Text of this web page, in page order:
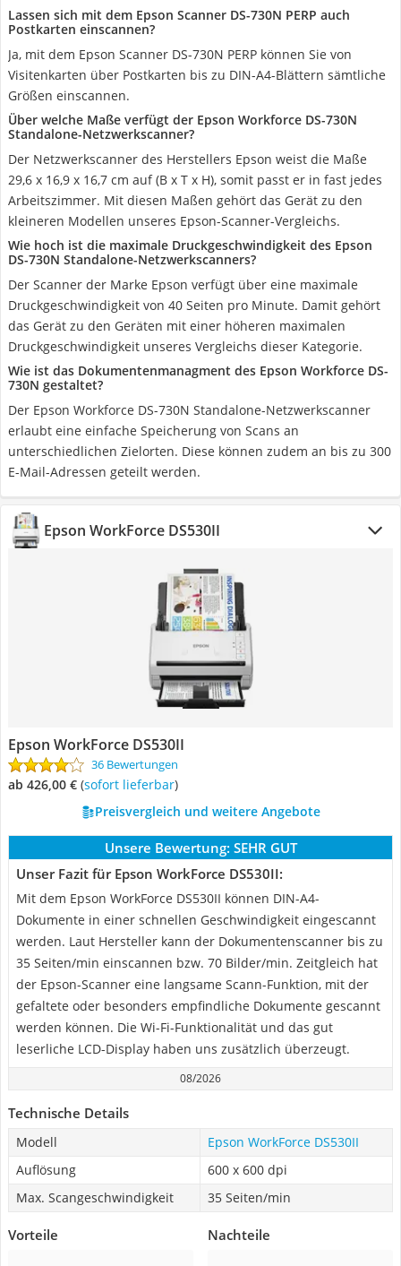
Lassen sich mit dem Epson Scanner DS-730N PERP auch
Postkarten einscannen?
Ja, mit dem Epson Scanner DS-730N PERP können Sie von
Visitenkarten über Postkarten bis zu DIN-A4-Blättern sämtliche
Größen einscannen.
Über welche Maße verfügt der Epson Workforce DS-730N
Standalone-Netzwerkscanner?
Der Netzwerkscanner des Herstellers Epson weist die Maße
29,6 x 16,9 x 16,7 cm auf (B x T x H), somit passt er in fast jedes
Arbeitszimmer. Mit diesen Maßen gehört das Gerät zu den
kleineren Modellen unseres Epson-Scanner-Vergleichs.
Wie hoch ist die maximale Druckgeschwindigkeit des Epson
DS-730N Standalone-Netzwerkscanners?
Der Scanner der Marke Epson verfügt über eine maximale
Druckgeschwindigkeit von 40 Seiten pro Minute. Damit gehört
das Gerät zu den Geräten mit einer höheren maximalen
Druckgeschwindigkeit unseres Vergleichs dieser Kategorie.
Wie ist das Dokumentenmanagment des Epson Workforce DS-
730N gestaltet?
Der Epson Workforce DS-730N Standalone-Netzwerkscanner
erlaubt eine einfache Speicherung von Scans an
unterschiedlichen Zielorten. Diese können zudem an bis zu 300
E-Mail-Adressen geteilt werden.
Epson WorkForce DS530II
Epson WorkForce DS530II
36 Bewertungen
ab 426,00 € ( Sofort lieferbar)
Preisvergleich und weitere Angebote
Unsere Bewertung: SEHR GUT
Unser Fazit für Epson WorkForce DS530II:
Mit dem Epson WorkForce DS530II können DIN-A4-
Dokumente in einer schnellen Geschwindigkeit eingescannt
werden. Laut Hersteller kann der Dokumentenscanner bis zu
35 Seiten/min einscannen bzw. 70 Bilder/min. Zeitgleich hat
der Epson-Scanner eine langsame Scann-Funktion, mit der
gefaltete oder besonders empfindliche Dokumente gescannt
werden können. Die Wi-Fi-Funktionalität und das gut
leserliche LCD-Display haben uns zusätzlich überzeugt.
08/2026
Technische Details
Modell
Epson WorkForce DS530II
Auflösung
600 x 600 dpi
Max. Scangeschwindigkeit
35 Seiten/min
Vorteile Nachteile